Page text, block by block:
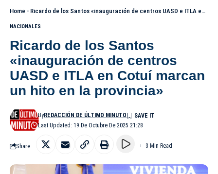
Home - Ricardo de los Santos «inauguración de centros UASD e ITLA en Cotuí marcan un hito en la provincia»
NACIONALES
Ricardo de los Santos
«inauguración de centros
UASD e ITLA en Cotuí marcan
un hito en la provincia»
Last Updated: 19 De Octubre De 2025 21:28
ByREDACCIÓN DE ÚLTIMO MINUTO
Share 3 Min Read